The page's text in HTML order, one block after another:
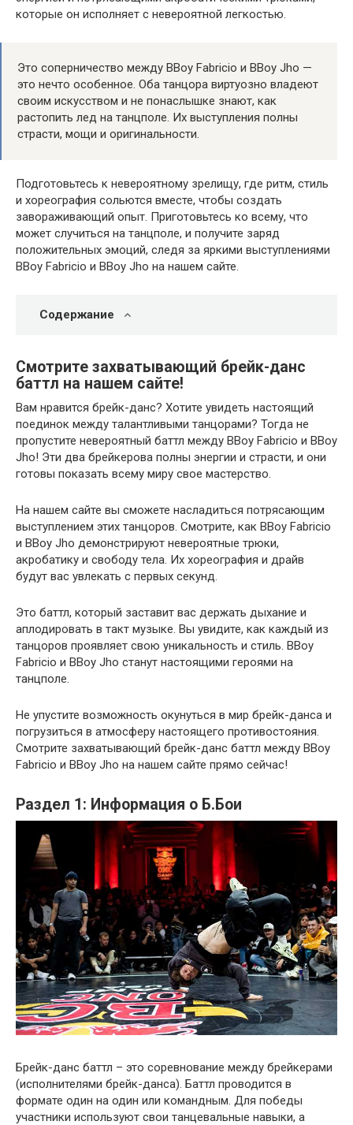
которые он исполняет с невероятной легкостью.
Это соперничество между BBoy Fabricio и BBoy Jho —
это нечто особенное. Оба танцора виртуозно владеют
своим искусством и не понаслышке знают, как
растопить лед на танцполе. Их выступления полны
страсти, мощи и оригинальности.
Подготовьтесь к невероятному зрелищу, где ритм, стиль
и хореография сольются вместе, чтобы создать
завораживающий опыт. Приготовьтесь ко всему, что
может случиться на танцполе, и получите заряд
положительных эмоций, следя за яркими выступлениями
BBoy Fabricio и BBoy Jho на нашем сайте.
Содержание
Смотрите захватывающий брейк-данс
баттл на нашем сайте!
Вам нравится брейк-данс? Хотите увидеть настоящий
поединок между талантливыми танцорами? Тогда не
пропустите невероятный баттл между BBoy Fabricio и BBoy
Jho! Эти два брейкерова полны энергии и страсти, и они
готовы показать всему миру свое мастерство.
На нашем сайте вы сможете насладиться потрясающим
выступлением этих танцоров. Смотрите, как BBoy Fabricio
и BBoy Jho демонстрируют невероятные трюки,
акробатику и свободу тела. Их хореография и драйв
будут вас увлекать с первых секунд.
Это баттл, который заставит вас держать дыхание и
аплодировать в такт музыке. Вы увидите, как каждый из
танцоров проявляет свою уникальность и стиль. BBoy
Fabricio и BBoy Jho станут настоящими героями на
танцполе.
Не упустите возможность окунуться в мир брейк-данса и
погрузиться в атмосферу настоящего противостояния.
Смотрите захватывающий брейк-данс баттл между BBoy
Fabricio и BBoy Jho на нашем сайте прямо сейчас!
Раздел 1: Информация о Б.Бои
Брейк-данс баттл – это соревнование между брейкерами
(исполнителями брейк-данса). Баттл проводится в
формате один на один или командным. Для победы
участники используют свои танцевальные навыки, а